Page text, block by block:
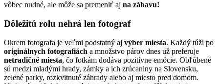
vôbec nudné, ale môže sa premeniť aj na zábavu!
Dôležitú rolu nehrá len fotograf
Okrem fotografa je veľmi podstatný aj výber miesta. Každý túži po
originálnych fotografiách a množstvo párov dnes už preferuje
netradičné miesta, čo fotkám dodáva pozitívne emócie. Obľúbené
sú medzi mladými hrady, zámky a ich zrúcaniny na Slovensku,
zelené parky, rozkvitnuté záhrady alebo aj miesto pred domom.